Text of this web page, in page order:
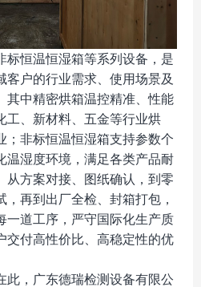
标恒温恒湿箱等系列设备，是
客户的行业需求、使用场景及
其中精密烘箱温控精准、性能
工、新材料、五金等行业烘
；非标恒温恒湿箱支持参数个
温湿度环境，满足各类产品耐
从方案对接、图纸确认，到零
再到出厂全检、封箱打包，
一道工序，严守国际化生产质
交付高性价比、高稳定性的优
此，广东德瑞检测设备有限公